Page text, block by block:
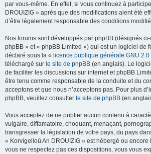
par vous-même. En effet, si vous continuez à
DROUIZIG » après que des modifications aient été
d’être légalement responsable des conditions
Nos forums sont développés par phpBB (désignés
phpBB » et « phpBB Limited ») qui est un logiciel de
déclaré sous la « licence publique générale GNU 2.0
téléchargé sur le site de phpBB (en anglais). Le
de faciliter les discussions sur internet et phpBB
être tenu comme responsable de la conduite et du
acceptons et que nous n’acceptons pas. Pour plus
phpBB, veuillez consulter le site de phpBB (en
Vous acceptez de ne publier aucun contenu à
vulgaire, diffamatoire, choquant, menaçant,
transgresser la législation de votre pays, du pays
« Korvigelloù An DROUIZIG » est hébergé ou
vous ne respectez pas ces dispositions, vous vous